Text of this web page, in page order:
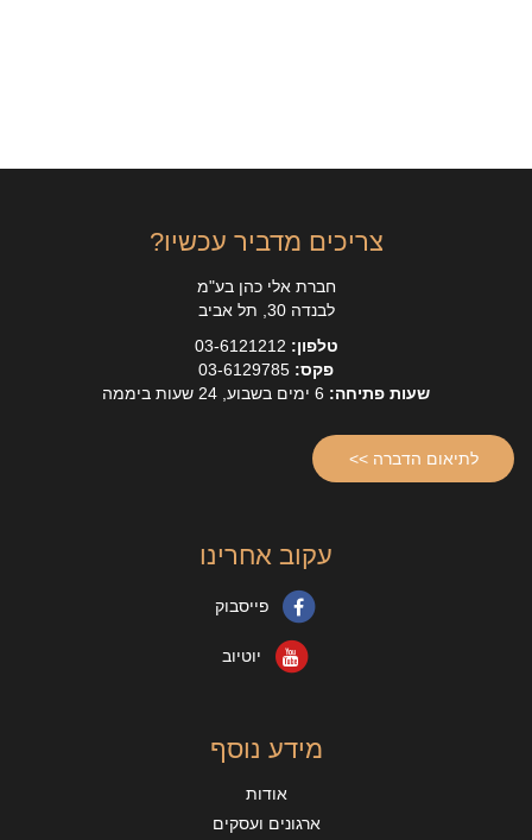
צריכים מדביר עכשיו?
חברת אלי כהן בע"מ
לבנדה 30, תל אביב
טלפון:
פקס:
שעות פתיחה:
לתיאום הדברה >>
עקוב אחרינו
פייסבוק
יוטיוב
מידע נוסף
אודות
ארגונים ועסקים